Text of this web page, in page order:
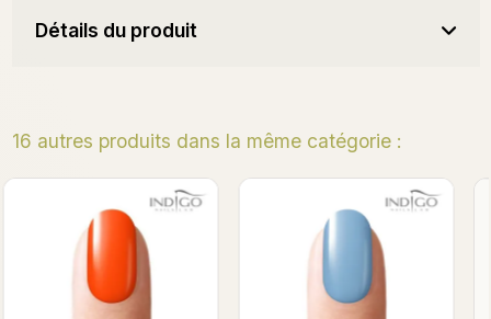
Détails du produit
16 autres produits dans la même catégorie :
Bientôt en stock
Bad Icon Gel Polish 7ml Promo !
F* Beautiful Gel Polish